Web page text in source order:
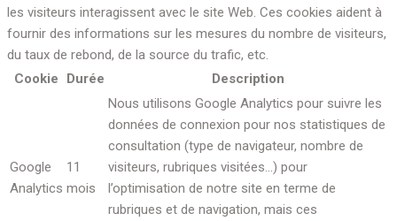
les visiteurs interagissent avec le site Web. Ces cookies aident à
fournir des informations sur les mesures du nombre de visiteurs,
du taux de rebond, de la source du trafic, etc.
Cookie
Durée Description
Google
Analytics
11
mois
Nous utilisons Google Analytics pour suivre les
données de connexion pour nos statistiques de
consultation (type de navigateur, nombre de
visiteurs, rubriques visitées…) pour
l’optimisation de notre site en terme de
rubriques et de navigation, mais ces